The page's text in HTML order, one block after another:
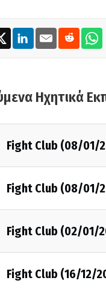
Ηχητικά
Fight Club (08/01/
Fight Club (08/01/
Fight Club (02/01/
Fight Club (16/12/